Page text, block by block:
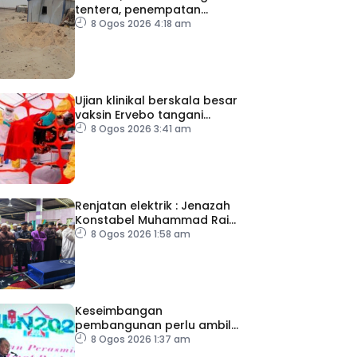
tentera, penempatan
pelarian
8 Ogos 2026 4:18 am
Ujian klinikal berskala besar
vaksin Ervebo tangani
wabak Ebola
8 Ogos 2026 3:41 am
Renjatan elektrik : Jenazah
Konstabel Muhammad Raimi
selamat dikebumikan
8 Ogos 2026 1:58 am
Keseimbangan
pembangunan perlu ambil
kira lokasi tumpuan
8 Ogos 2026 1:37 am